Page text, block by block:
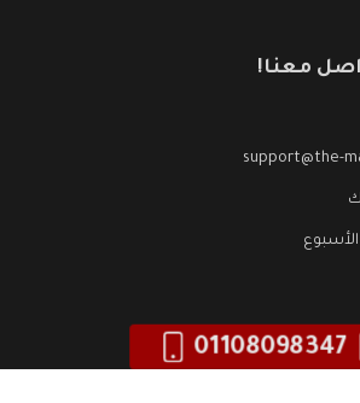
معنا!
support@the-
01108098347